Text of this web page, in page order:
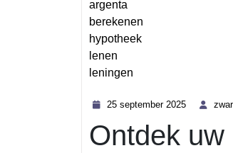
argenta
berekenen
hypotheek
lenen
leningen
25 september 2025
2025
Ontdek